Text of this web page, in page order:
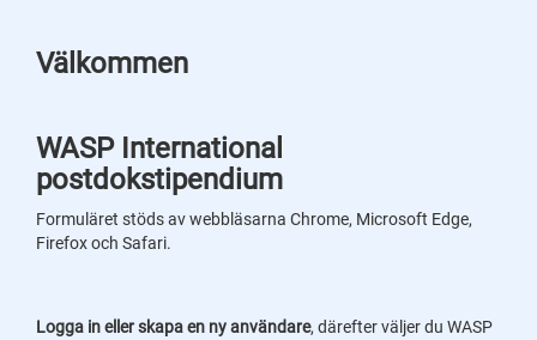
Välkommen
WASP International
postdokstipendium
Formuläret stöds av webbläsarna Chrome, Microsoft Edge,
Firefox och Safari.
Logga in eller skapa en ny användare, därefter väljer du WASP